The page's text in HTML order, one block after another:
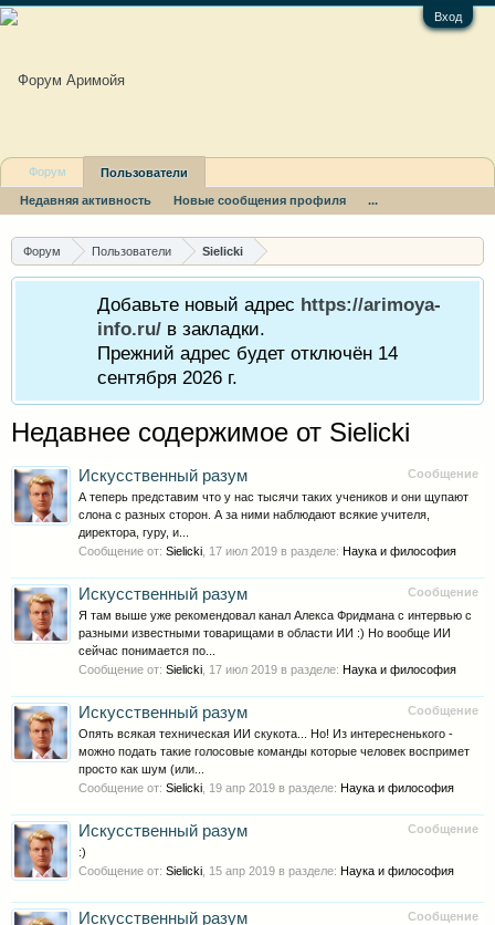
Вход
Форум Пользователи Sielicki
Добавьте новый адрес https://arimoya-
info.ru/ в закладки.
Прежний адрес будет отключён 14
сентября 2026 г.
Недавнее содержимое от Sielicki
Сообщение
Искусственный разум
А теперь представим что у нас тысячи таких учеников и они щупают
слона с разных сторон. А за ними наблюдают всякие учителя,
директора, гуру, и...
Сообщение от: Sielicki 17 июл 2019 в разделе: Наука и философия
Сообщение
Искусственный разум
Я там выше уже рекомендовал канал Алекса Фридмана с интервью с
разными известными товарищами в области ИИ :) Но вообще ИИ
сейчас понимается по...
Сообщение от: Sielicki 17 июл 2019 в разделе: Наука и философия
Сообщение
Искусственный разум
Опять всякая техническая ИИ скукота... Но! Из интересненького -
можно подать такие голосовые команды которые человек воспримет
просто как шум (или...
Сообщение от: Sielicki 19 апр 2019 в разделе: Наука и философия
Сообщение
Искусственный разум
:)
Сообщение от: Sielicki 15 апр 2019 в разделе: Наука и философия
Сообщение
Искусственный разум
Форум Пользователи
Недавняя активность Новые сообщения профиля ...